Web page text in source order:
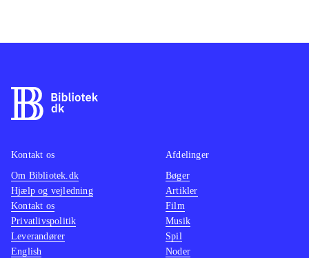
Kontakt os
Om Bibliotek.dk
Hjælp og vejledning
Kontakt os
Privatlivspolitik
Leverandører
English
Afdelinger
Bøger
Artikler
Film
Musik
Spil
Noder